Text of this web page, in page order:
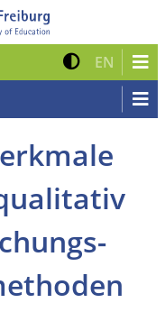
Kontrast
EN Zur